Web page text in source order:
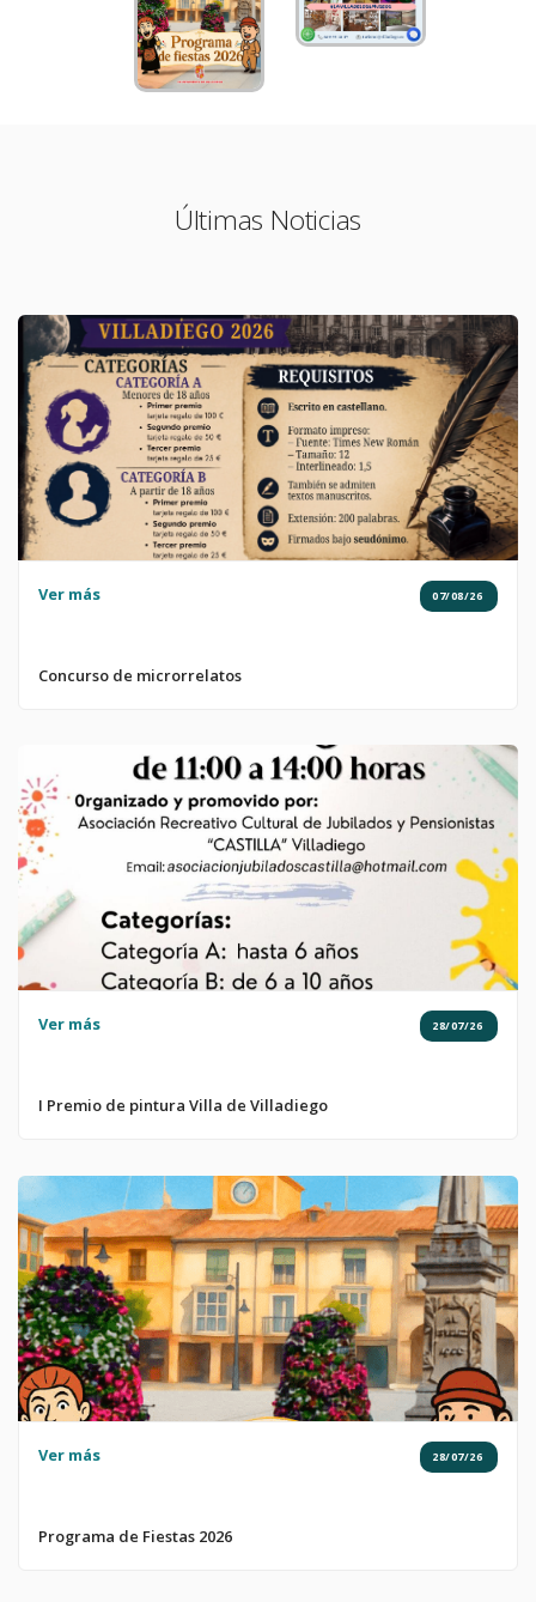
Últimas Noticias
Ver más 07/08/26
Concurso de microrrelatos
Ver más 28/07/26
I Premio de pintura Villa de Villadiego
Ver más 28/07/26
Programa de Fiestas 2026